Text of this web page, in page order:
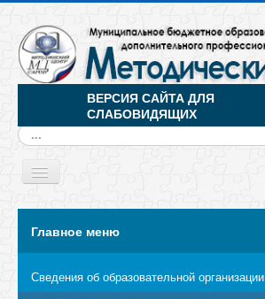
ВЕРСИЯ САЙТА ДЛЯ
СЛАБОВИДЯЩИХ
Искать...
Toggle
Главное меню
Сведения об образовательной организации